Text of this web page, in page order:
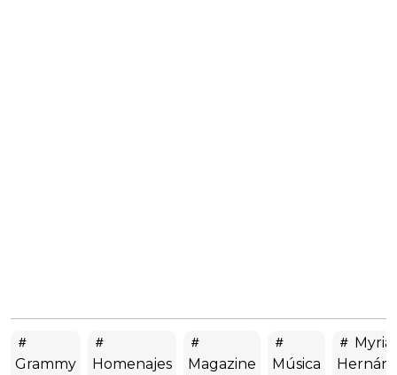
Grammy Homenajes
Magazine
Música